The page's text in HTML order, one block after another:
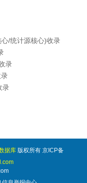
/统计源核心)收录
录
录
据库版权所有 京ICP备